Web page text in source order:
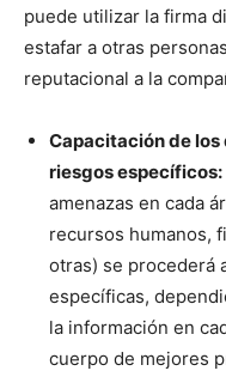
puede utilizar la firma
estafar a otras
reputacional a la
Capacitación de
riesgos específicos:
amenazas en cada
recursos humanos,
otras) se procederá
específicas,
la información en
cuerpo de mejores